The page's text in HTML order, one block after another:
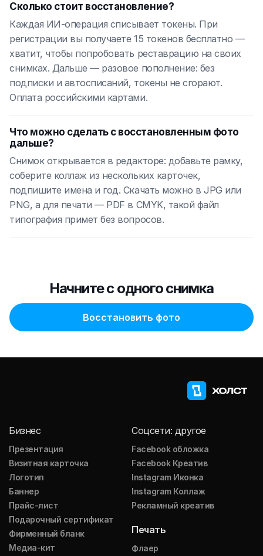
Сколько стоит восстановление?
Каждая ИИ-операция списывает токены. При
регистрации вы получаете 15 токенов бесплатно —
хватит, чтобы попробовать реставрацию на своих
снимках. Дальше — разовое пополнение: без
подписки и автосписаний, токены не сгорают.
Оплата российскими картами.
Что можно сделать с восстановленным фото
дальше?
Снимок открывается в редакторе: добавьте рамку,
соберите коллаж из нескольких карточек,
подпишите имена и год. Скачать можно в JPG или
PNG, а для печати — PDF в CMYK, такой файл
типография примет без вопросов.
Начните с одного снимка
Восстановить фото
Бизнес
Презентация
Визитная карточка
Логотип
Баннер
Прайс-лист
Подарочный сертификат
Фирменный бланк
Медиа-кит
Соцсети: другое
Facebook обложка
Facebook Креатив
Instagram Иконка
Instagram Коллаж
Рекламный креатив
Печать
Флаер